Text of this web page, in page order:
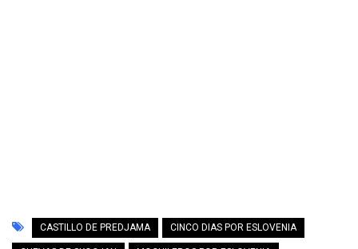
CASTILLO DE PREDJAMA CINCO DIAS POR ESLOVENIA